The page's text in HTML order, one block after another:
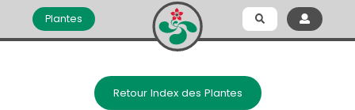
Plantes
Retour Index des Plantes